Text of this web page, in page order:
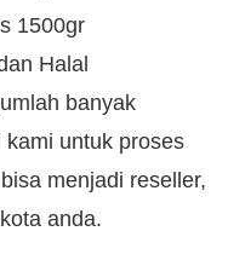
1500gr
Halal
banyak
untuk proses
menjadi reseller,
anda.